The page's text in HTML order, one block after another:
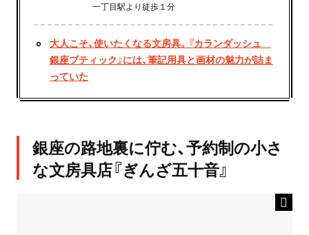
一丁目駅より徒歩１分
大人こそ、使いたくなる文房具。『カランダッシュ
銀座ブティック』には、筆記用具と画材の魅力が詰ま
っていた
銀座の路地裏に佇む、予約制の小さ
な文房具店『ぎんざ五十音』